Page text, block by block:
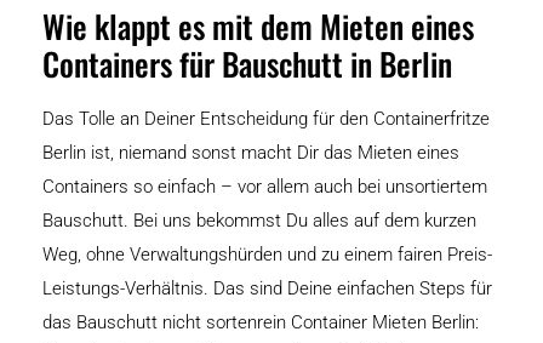
Wie klappt es mit dem Mieten eines
Containers für Bauschutt in Berlin
Das Tolle an Deiner Entscheidung für den Containerfritze
Berlin ist, niemand sonst macht Dir das Mieten eines
Containers so einfach – vor allem auch bei unsortiertem
Bauschutt. Bei uns bekommst Du alles auf dem kurzen
Weg, ohne Verwaltungshürden und zu einem fairen Preis-
Leistungs-Verhältnis. Das sind Deine einfachen Steps für
das Bauschutt nicht sortenrein Container Mieten Berlin: